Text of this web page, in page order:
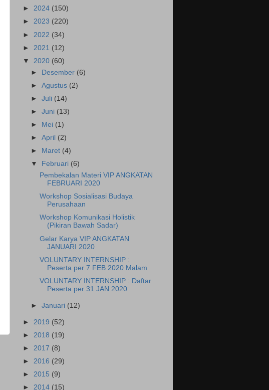
► 2024 (150)
► 2023 (220)
► 2022 (34)
► 2021 (12)
▼ 2020 (60)
► Desember (6)
►Agustus (2)
►Juli (14)
►Juni (13)
►
Mei (1)
►April (2)
►
Maret (4)
▼
Februari (6)
Pembekalan Materi VIP ANGKATAN
FEBRUARI 2020
Workshop Sosialisasi Budaya
Perusahaan
Workshop Komunikasi Holistik
(Pikiran Bawah Sadar)
Gelar Karya VIP ANGKATAN
JANUARI 2020
VOLUNTARY INTERNSHIP :
Peserta per 7 FEB 2020 Malam
VOLUNTARY INTERNSHIP : Daftar
Peserta per 31 JAN 2020
►Januari (12)
► 2019 (52)
► 2018 (19)
► 2017 (8)
► 2016 (29)
► 2015 (9)
► 2014 (15)